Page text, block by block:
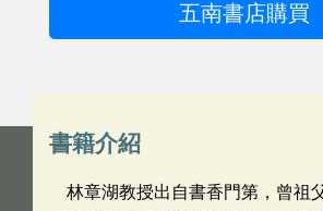
五南書店購買
書籍介紹
林章湖教授出自書香門第，曾祖